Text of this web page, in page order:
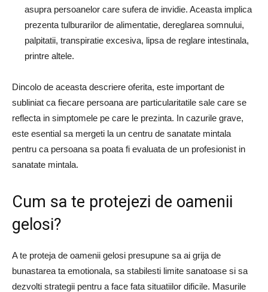
asupra persoanelor care sufera de invidie. Aceasta implica
prezenta tulburarilor de alimentatie, dereglarea somnului,
palpitatii, transpiratie excesiva, lipsa de reglare intestinala,
printre altele.
Dincolo de aceasta descriere oferita, este important de
subliniat ca fiecare persoana are particularitatile sale care se
reflecta in simptomele pe care le prezinta. In cazurile grave,
este esential sa mergeti la un centru de sanatate mintala
pentru ca persoana sa poata fi evaluata de un profesionist in
sanatate mintala.
Cum sa te protejezi de oamenii
gelosi?
A te proteja de oamenii gelosi presupune sa ai grija de
bunastarea ta emotionala, sa stabilesti limite sanatoase si sa
dezvolti strategii pentru a face fata situatiilor dificile. Masurile